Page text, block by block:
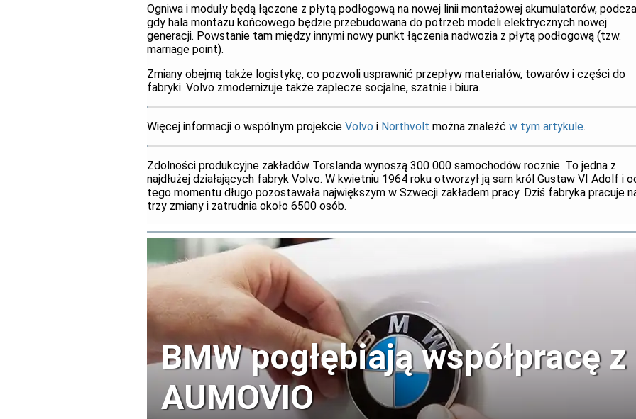
Ogniwa i moduły będą łączone z płytą podłogową na nowej linii montażowej akumulatorów,
gdy hala montażu końcowego będzie przebudowana do potrzeb modeli elektrycznych nowej
generacji. Powstanie tam między innymi nowy punkt łączenia nadwozia z płytą podłogową (tzw.
marriage point).
Zmiany obejmą także logistykę, co pozwoli usprawnić przepływ materiałów, towarów i części do
fabryki. Volvo zmodernizuje także zaplecze socjalne, szatnie i biura.
Więcej informacji o wspólnym projekcie Volvo i Northvolt można znaleźć w tym artykule.
Zdolności produkcyjne zakładów Torslanda wynoszą 300 000 samochodów rocznie. To jedna z
najdłużej działających fabryk Volvo. W kwietniu 1964 roku otworzył ją sam król Gustaw VI Adolf i
tego momentu długo pozostawała największym w Szwecji zakładem pracy. Dziś fabryka pracuje
trzy zmiany i zatrudnia około 6500 osób.
BMW pogłębiają współpracę z
AUMOVIO